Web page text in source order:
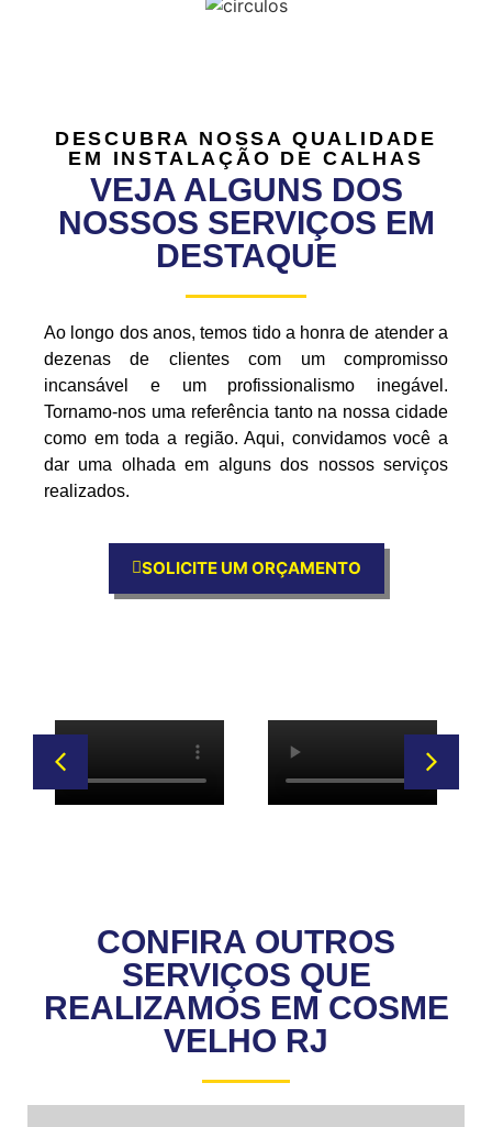
DESCUBRA NOSSA QUALIDADE
EM INSTALAÇÃO DE CALHAS
VEJA ALGUNS DOS
NOSSOS SERVIÇOS EM
DESTAQUE
Ao longo dos anos, temos tido a honra de atender a
dezenas de clientes com um compromisso
incansável e um profissionalismo inegável.
Tornamo-nos uma referência tanto na nossa cidade
como em toda a região. Aqui, convidamos você a
dar uma olhada em alguns dos nossos serviços
realizados.
SOLICITE UM ORÇAMENTO
CONFIRA OUTROS
SERVIÇOS QUE
REALIZAMOS EM COSME
VELHO RJ